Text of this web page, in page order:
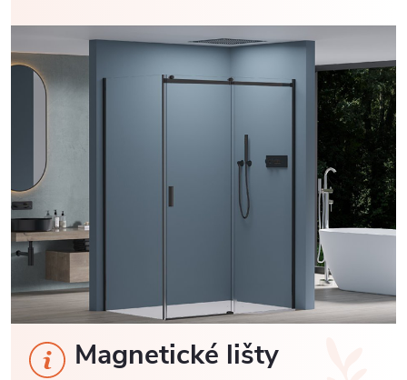
Magnetické lišty